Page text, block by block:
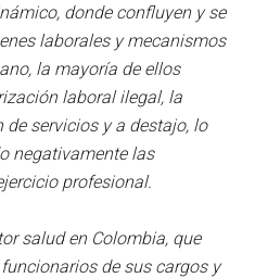
donde confluyen y se
laborales y mecanismos
la mayoría de ellos
laboral ilegal, la
servicios y a destajo, lo
negativamente las
profesional.
salud en Colombia, que
de sus cargos y